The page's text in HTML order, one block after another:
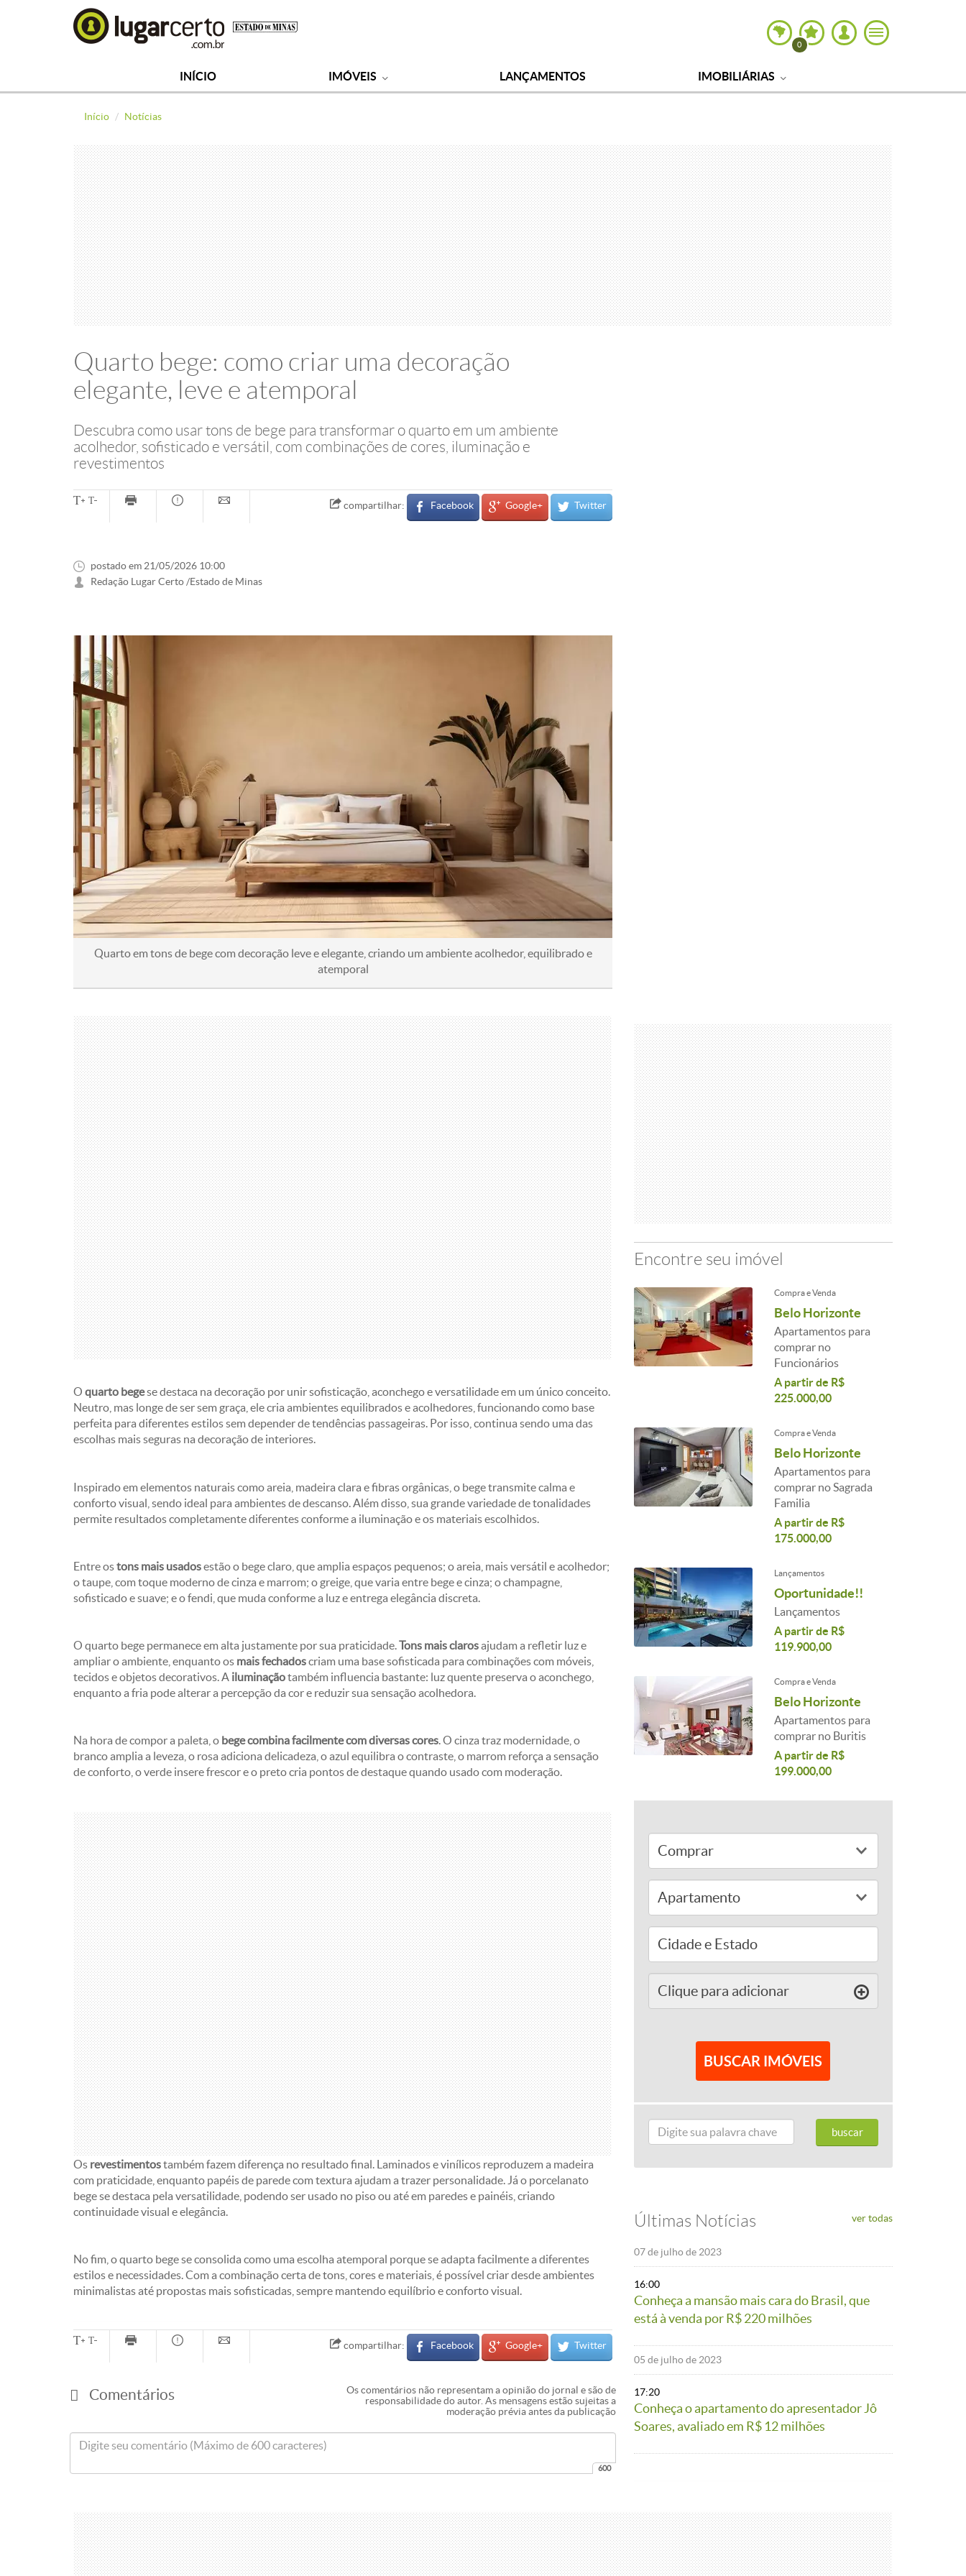
0
INÍCIO IMÓVEIS LANÇAMENTOS IMOBILIÁRIAS
Início Notícias
Quarto bege: como criar uma decoração
elegante, leve e atemporal
Descubra como usar tons de bege para transformar o quarto em um ambiente
acolhedor, sofisticado e versátil, com combinações de cores, iluminação e
revestimentos
compartilhar: Facebook Google+ Twitter
postado em 21/05/2026 10:00
Redação Lugar Certo /Estado de Minas
Quarto em tons de bege com decoração leve e elegante, criando um ambiente acolhedor, equilibrado e
atemporal
O quarto begese destaca na decoração por unir sofisticação, aconchego e versatilidade em um único conceito.
Neutro, mas longe de ser sem graça, ele cria ambientes equilibrados e acolhedores, funcionando como base
perfeita para diferentes estilos sem depender de tendências passageiras. Por isso, continua sendo uma das
escolhas mais seguras na decoração de interiores.
Inspirado em elementos naturais como areia, madeira clara e fibras orgânicas, o bege transmite calma e
conforto visual, sendo ideal para ambientes de descanso. Além disso, sua grande variedade de tonalidades
permite resultados completamente diferentes conforme a iluminação e os materiais escolhidos.
Entre ostons mais usadosestão o bege claro, que amplia espaços pequenos; o areia, mais versátil e acolhedor;
o taupe, com toque moderno de cinza e marrom; o greige, que varia entre bege e cinza; o champagne,
sofisticado e suave; e o fendi, que muda conforme a luz e entrega elegância discreta.
O quarto bege permanece em alta justamente por sua praticidade.Tons mais clarosajudam a refletir luz e
ampliar o ambiente, enquanto os mais fechadoscriam uma base sofisticada para combinações com móveis,
tecidos e objetos decorativos. A iluminaçãotambém influencia bastante: luz quente preserva o aconchego,
enquanto a fria pode alterar a percepção da cor e reduzir sua sensação acolhedora.
Na hora de compor a paleta, o bege combina facilmente com diversas cores. O cinza traz modernidade, o
branco amplia a leveza, o rosa adiciona delicadeza, o azul equilibra o contraste, o marrom reforça a sensação
de conforto, o verde insere frescor e o preto cria pontos de destaque quando usado com moderação.
Os revestimentostambém fazem diferença no resultado final. Laminados e vinílicos reproduzem a madeira
com praticidade, enquanto papéis de parede com textura ajudam a trazer personalidade. Já o porcelanato
bege se destaca pela versatilidade, podendo ser usado no piso ou até em paredes e painéis, criando
continuidade visual e elegância.
No fim, o quarto bege se consolida como uma escolha atemporal porque se adapta facilmente a diferentes
estilos e necessidades. Com a combinação certa de tons, cores e materiais, é possível criar desde ambientes
minimalistas até propostas mais sofisticadas, sempre mantendo equilíbrio e conforto visual.
compartilhar: Facebook Google+ Twitter
Comentários
Os comentários não representam a opinião do jornal e são de
responsabilidade do autor. As mensagens estão sujeitas a
moderação prévia antes da publicação
600
Encontre seu imóvel
Compra e Venda
Belo Horizonte
Apartamentos para
comprar no
Funcionários
A partir de R$
225.000,00
Compra e Venda
Belo Horizonte
Apartamentos para
comprar no Sagrada
Familia
A partir de R$
175.000,00
Lançamentos
Oportunidade!!
Lançamentos
A partir de R$
119.900,00
Compra e Venda
Belo Horizonte
Apartamentos para
comprar no Buritis
A partir de R$
199.000,00
Clique para adicionar
Últimas Notícias ver todas
07 de julho de 2023
16:00
Conheça a mansão mais cara do Brasil, que
está à venda por R$ 220 milhões
05 de julho de 2023
17:20
Conheça o apartamento do apresentador Jô
Soares, avaliado em R$ 12 milhões